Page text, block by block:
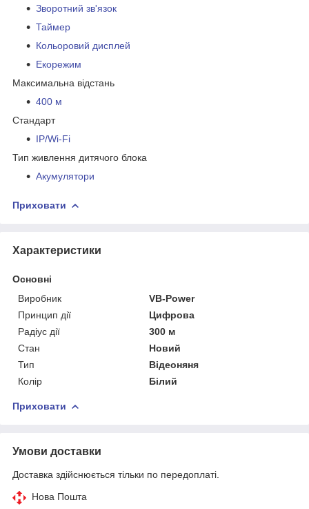
Зворотний зв'язок
Таймер
Кольоровий дисплей
Екорежим
Максимальна відстань
400 м
Стандарт
IP/Wi-Fi
Тип живлення дитячого блока
Акумулятори
Приховати
Характеристики
Основні
Виробник
VB-Power
Принцип дії
Цифрова
Радіус дії
300 м
Стан
Новий
Тип
Відеоняня
Колір
Білий
Приховати
Умови доставки
Доставка здійснюється тільки по передоплаті.
Нова Пошта